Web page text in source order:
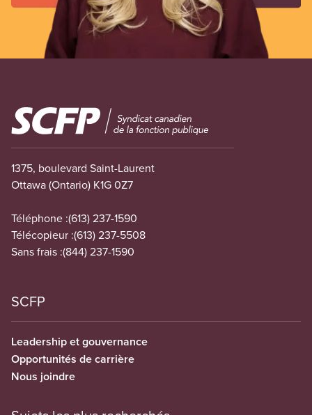
Image
1375, boulevard Saint-Laurent
Ottawa (Ontario) K1G 0Z7
Téléphone :(613) 237-1590
Télécopieur :(613) 237-5508
Sans frais :(844) 237-1590
SCFP
Leadership et gouvernance
Opportunités de carrière
Nous joindre